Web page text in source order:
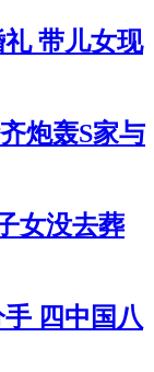
带儿女现
炮轰S家与
女没去葬
四中国八